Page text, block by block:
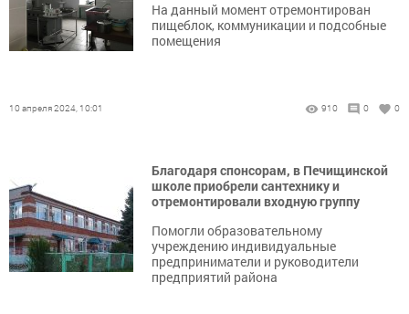
На данный момент отремонтирован
пищеблок, коммуникации и подсобные
помещения
10 апреля 2024, 10:01 910 0 0
Благодаря спонсорам, в Печищинской
школе приобрели сантехнику и
отремонтировали входную группу
Помогли образовательному
учреждению индивидуальные
предприниматели и руководители
предприятий района